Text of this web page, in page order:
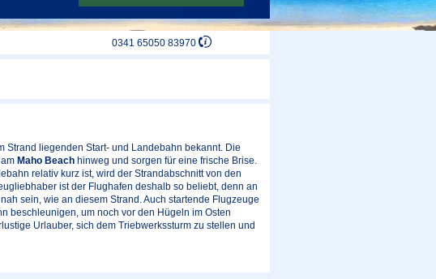
0341 65050 83970
liegenden Start- und Landebahn bekannt. Die
Maho Beachhinweg und sorgen für eine frische Brise.
relativ kurz ist, wird der Strandabschnitt von den
ist der Flughafen deshalb so beliebt, denn an
sein, wie an diesem Strand. Auch startende Flugzeuge
beschleunigen, um noch vor den Hügeln im Osten
Urlauber, sich dem Triebwerkssturm zu stellen und